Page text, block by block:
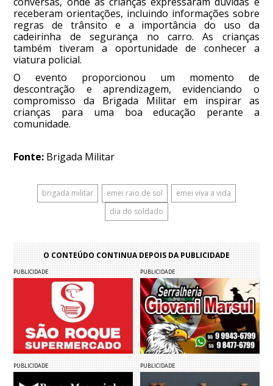
receberam orientações, incluindo informações sobre
regras de trânsito e a importância do uso da
cadeirinha de segurança no carro. As crianças
também tiveram a oportunidade de conhecer a
viatura policial.
O evento proporcionou um momento de
descontração e aprendizagem, evidenciando o
compromisso da Brigada Militar em inspirar as
crianças para uma boa educação perante a
comunidade.
Fonte: Brigada Militar
brigada militar emei raio de sol
emei viva a vida
dia do soldado
O CONTEÚDO CONTINUA DEPOIS DA PUBLICIDADE
PUBLICIDADE PUBLICIDADE
PUBLICIDADE PUBLICIDADE